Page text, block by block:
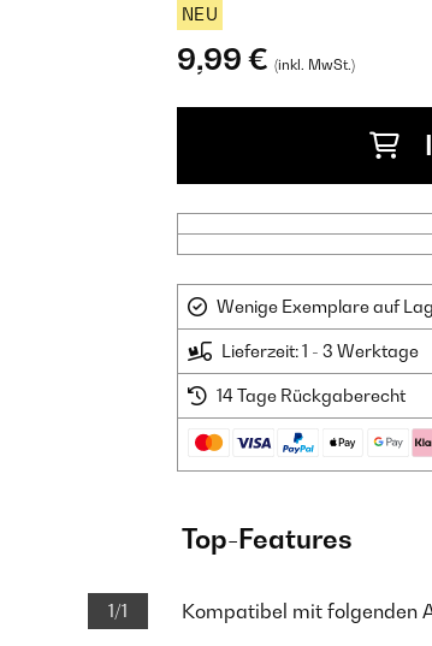
1/1
NEU
9,99 € (inkl. MwSt.)
Wenige Exemplare auf
Lieferzeit: 1 - 3 Werktage
14 Tage Rückgaberecht
Top-Features
Kompatibel mit folgenden